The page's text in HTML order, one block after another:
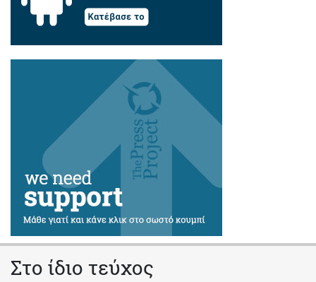
Στο ίδιο τεύχος